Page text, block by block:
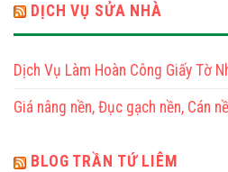
Mạng
Tuổi
Tỵ
Nam
DỊCH VỤ SỬA NHÀ
Dịch Vụ Làm Hoàn Công Giấy Tờ
Giá nâng nền, Đục gạch nền, Cán
BLOG TRẦN TỨ LIÊM